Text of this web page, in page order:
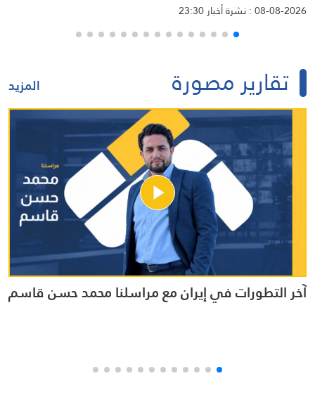
08-08-2026 : نشرة أخبار 23:30
تقارير مصورة المزيد
آخر التطورات في إيران مع مراسلنا محمد حسن قاسم